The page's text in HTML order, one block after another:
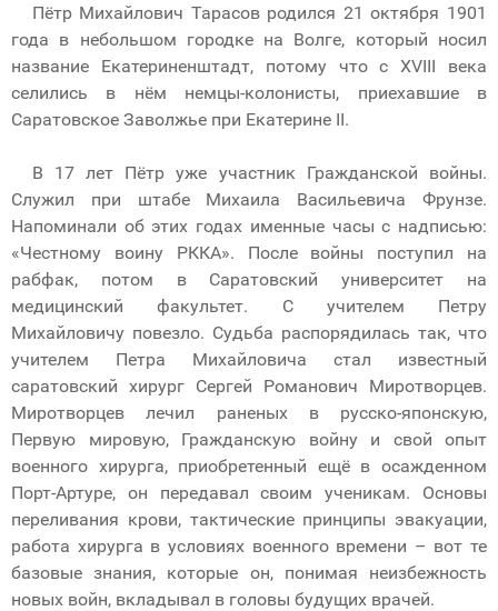
Пётр Михайлович Тарасов родился 21 октября 1901
года в небольшом городке на Волге, который носил
название Екатериненштадт, потому что с XVIII века
селились в нём немцы-колонисты, приехавшие в
Саратовское Заволжье при Екатерине II.
В 17 лет Пётр уже участник Гражданской войны.
Служил при штабе Михаила Васильевича Фрунзе.
Напоминали об этих годах именные часы с надписью:
«Честному воину РККА». После войны поступил на
рабфак, потом в Саратовский университет на
медицинский факультет. С учителем Петру
Михайловичу повезло. Судьба распорядилась так, что
учителем Петра Михайловича стал известный
саратовский хирург Сергей Романович Миротворцев.
Миротворцев лечил раненых в русско-японскую,
Первую мировую, Гражданскую войну и свой опыт
военного хирурга, приобретенный ещё в осажденном
Порт-Артуре, он передавал своим ученикам. Основы
переливания крови, тактические принципы эвакуации,
работа хирурга в условиях военного времени – вот те
базовые знания, которые он, понимая неизбежность
новых войн, вкладывал в головы будущих врачей.